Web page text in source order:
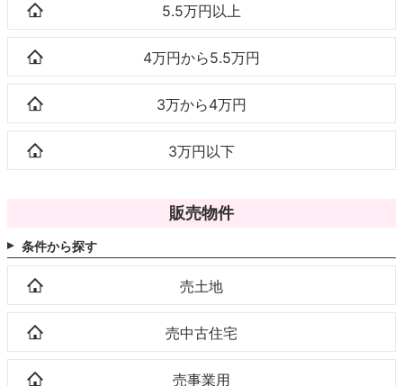
5.5万円以上
4万円から5.5万円
3万から4万円
3万円以下
販売物件
条件から探す
売土地
売中古住宅
売事業用